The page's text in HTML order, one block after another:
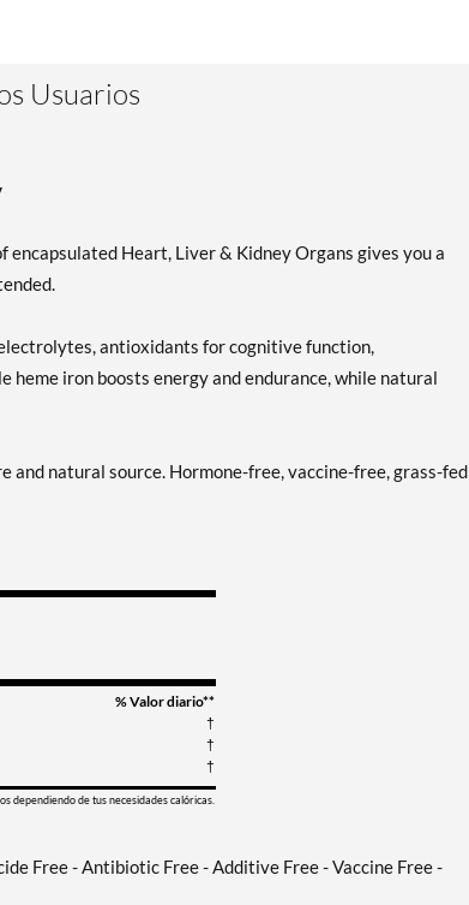
Usuarios
Heart, Liver & Kidney Organs gives you a
antioxidants for cognitive function,
heme iron boosts energy and endurance, while natural
natural source. Hormone-free, vaccine-free, grass-fed
% Valor diario**
†
†
†
dependiendo de tus necesidades calóricas.
Free - Antibiotic Free - Additive Free - Vaccine Free -